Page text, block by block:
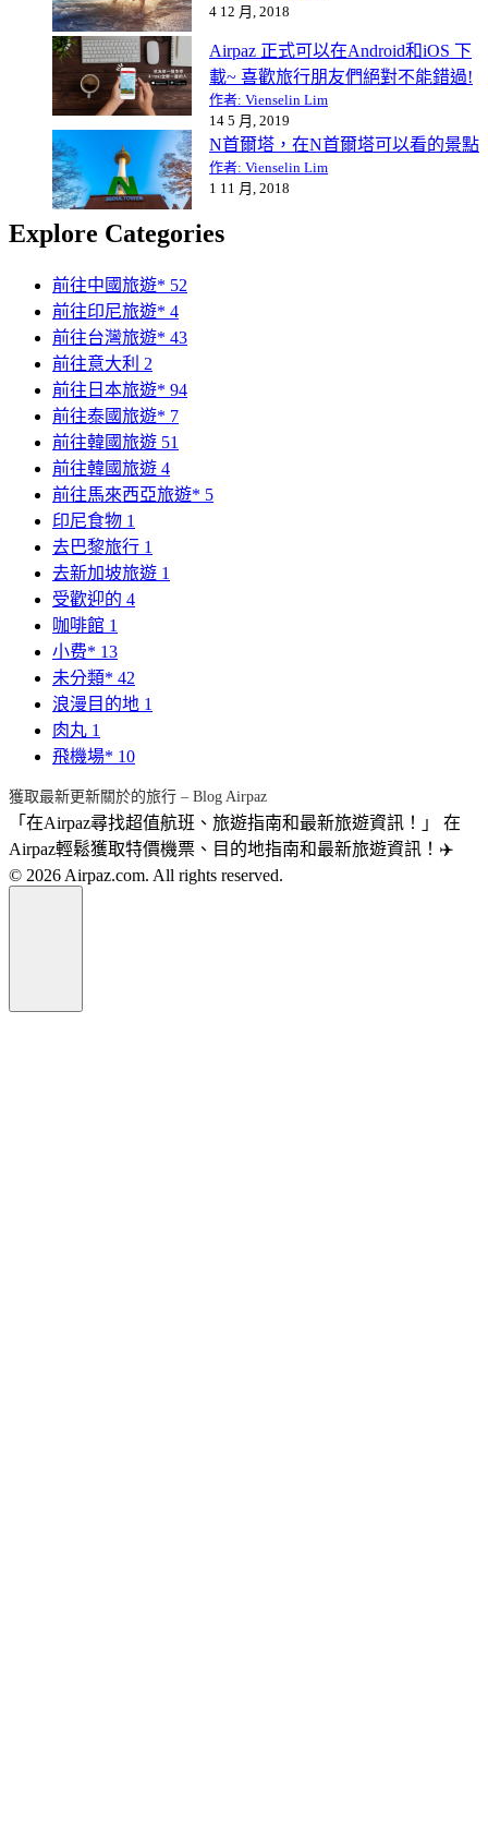
4 12 月, 2018
Airpaz 正式可以在Android和iOS 下
載~ 喜歡旅行朋友們絕對不能錯過!
作者: Vienselin Lim
14 5 月, 2019
N首爾塔，在N首爾塔可以看的景點
作者: Vienselin Lim
1 11 月, 2018
Explore Categories
前往中國旅遊* 52
前往印尼旅遊* 4
前往台灣旅遊* 43
前往意大利 2
前往日本旅遊* 94
前往泰國旅遊* 7
前往韓國旅遊 51
前往韓國旅遊 4
前往馬來西亞旅遊* 5
印尼食物 1
去巴黎旅行 1
去新加坡旅遊 1
受歡迎的 4
咖啡館 1
小费* 13
未分類* 42
浪漫目的地 1
肉丸 1
飛機場* 10
獲取最新更新關於的旅行 – Blog Airpaz
「在Airpaz尋找超值航班、旅遊指南和最新旅遊資訊！」 在
Airpaz輕鬆獲取特價機票、目的地指南和最新旅遊資訊！✈️
© 2026 Airpaz.com. All rights reserved.